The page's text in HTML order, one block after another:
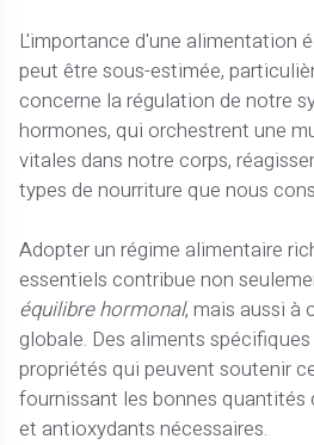
L'importance d'une alimentation
peut être sous-estimée,
concerne la régulation de notre
hormones, qui orchestrent une
vitales dans notre corps,
types de nourriture que nous
Adopter un régime alimentaire
essentiels contribue non
équilibre hormonal, mais aussi à
globale. Des aliments
propriétés qui peuvent soutenir
fournissant les bonnes quantités
et antioxydants nécessaires.